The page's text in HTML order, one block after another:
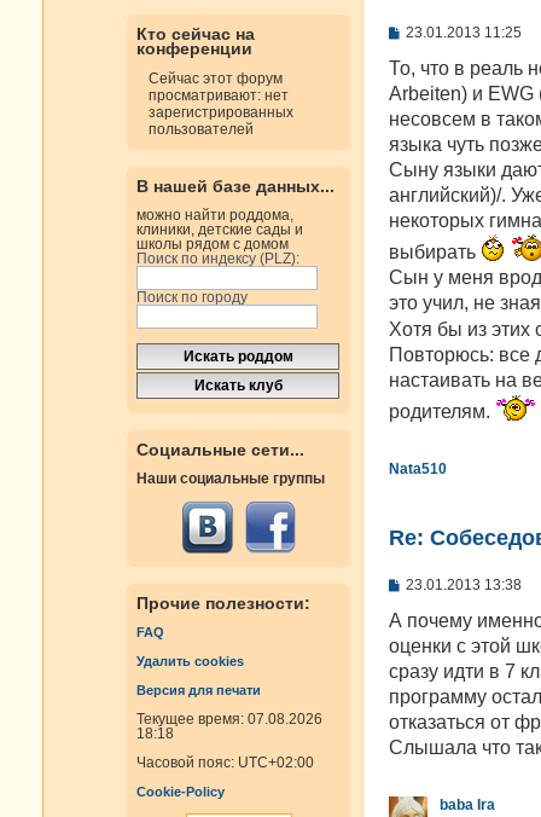
Кто сейчас на
конференции
Сейчас этот форум
просматривают: нет
зарегистрированных
пользователей
В нашей базе данных...
можно найти роддома,
клиники, детские сады и
школы рядом с домом
Поиск по индексу (PLZ):
Поиск по городу
Социальные сети...
Наши социальные группы
Прочие полезности:
FAQ
Удалить cookies
Версия для печати
Текущее время: 07.08.2026
18:18
Часовой пояс: UTC+02:00
Cookie-Policy
С
о
щ
е
и
е
23.01.2013 11:25
То, что в реаль
Arbeiten) и EWG
несовсем в
языка чуть
Сыну языки
английский)/.
некоторых
выбирать
Сын у меня
это учил, не
Хотя бы из этих
Повторюсь: все
настаивать на
родителям.
Nata510
Re:
С
о
щ
е
н
и
е
23.01.2013 13:38
А почему
оценки с этой
сразу идти в 7
программу
отказаться от
Слышала что
baba Ira